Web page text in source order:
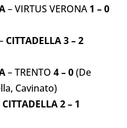
– VIRTUS VERONA1 – 0
CITTADELLA 3 – 2
– TRENTO 4 – 0(De
Cavinato)
CITTADELLA 2 – 1